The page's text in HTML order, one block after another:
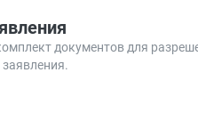
документов для